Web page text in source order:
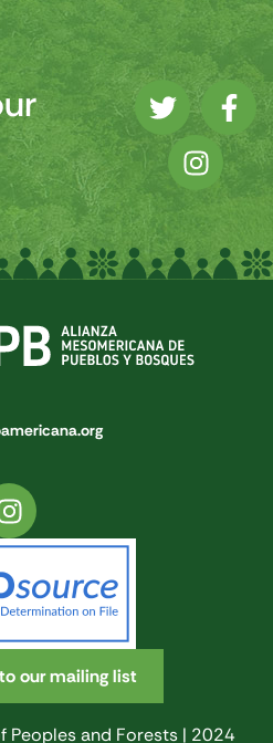
our mailing list
Peoples and Forests | 2024